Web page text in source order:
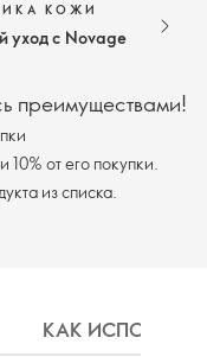
КОЖИ
уход с Novage
преимуществами!
от его покупки.
продукта из списка.
КАК